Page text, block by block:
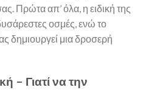
Πρώτα απ’ όλα, η ειδική της
οσμές, ενώ το
δημιουργεί μια δροσερή
– Γιατί να την